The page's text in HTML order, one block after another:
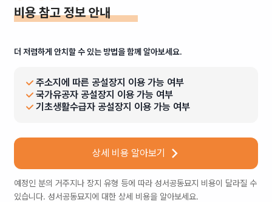
비용 참고 정보 안내
더 저렴하게 안치할 수 있는 방법을 함께 알아보세요.
주소지에 따른 공설장지 이용 가능 여부
국가유공자 공설장지 이용 가능 여부
기초생활수급자 공설장지 이용 가능 여부
상세 비용 알아보기
예정인 분의 거주지나 장지 유형 등에 따라 성서공동묘지 비용이 달라질 수
있습니다. 성서공동묘지 에 대한 상세 비용을 알아보세요.